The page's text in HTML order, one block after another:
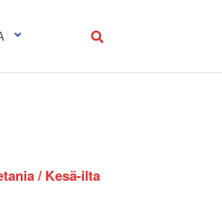
/ Kesä-ilta